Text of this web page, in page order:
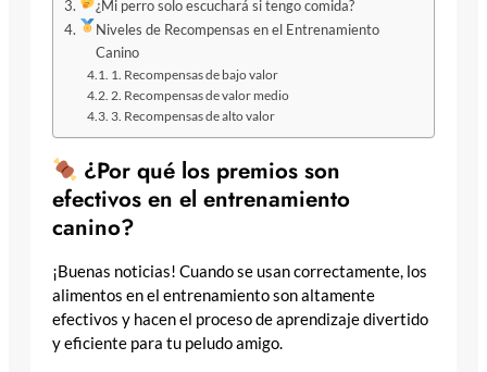
¿Mi perro solo escuchará si tengo comida?
Niveles de Recompensas en el Entrenamiento
Canino
1. Recompensas de bajo valor
2. Recompensas de valor medio
3. Recompensas de alto valor
¿Por qué los premios son
efectivos en el entrenamiento
canino?
¡Buenas noticias! Cuando se usan correctamente, los
alimentos en el entrenamiento son altamente
efectivos y hacen el proceso de aprendizaje divertido
y eficiente para tu peludo amigo.